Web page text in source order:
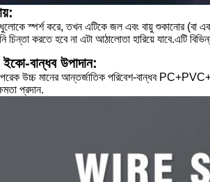
স্পর্শ করে, তখন এটিকে জল এবং বায়ু শুকানোর (বা
চিন্তা করতে হবে না এটা আঠালোতা হারিয়ে যাবে.এটি
ইকো-বান্ধব উপাদান:
উচ্চ মানের আন্তর্জাতিক পরিবেশ-বান্ধব
প্রদান.